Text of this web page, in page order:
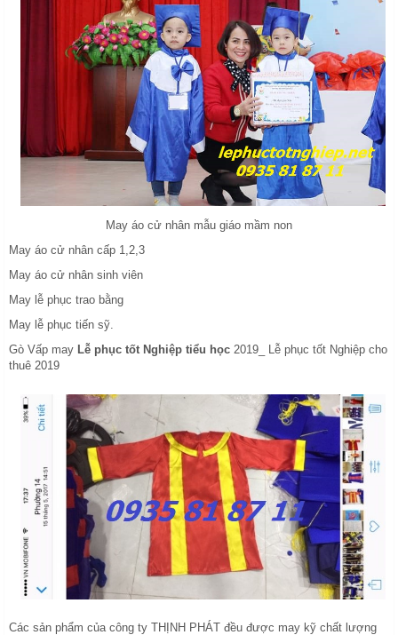
May áo cử nhân mẫu giáo mầm non
May áo cử nhân cấp 1,2,3
May áo cử nhân sinh viên
May lễ phục trao bằng
May lễ phục tiến sỹ.
Gò Vấp may Lễ phục tốt Nghiệp tiểu học 2019_ Lễ phục tốt Nghiệp cho
thuê 2019
Các sản phẩm của công ty THỊNH PHÁT đều được may kỹ chất lượng